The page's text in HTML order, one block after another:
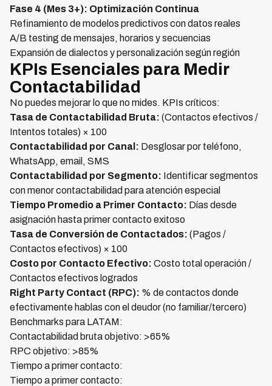
Fase 4 (Mes 3+): Optimización Continua
Refinamiento de modelos predictivos con datos reales
A/B testing de mensajes, horarios y secuencias
Expansión de dialectos y personalización según región
KPIs Esenciales para Medir
Contactabilidad
No puedes mejorar lo que no mides. KPIs críticos:
Tasa de Contactabilidad Bruta: (Contactos efectivos /
Intentos totales) × 100
Contactabilidad por Canal: Desglosar por teléfono,
WhatsApp, email, SMS
Contactabilidad por Segmento: Identificar segmentos
con menor contactabilidad para atención especial
Tiempo Promedio a Primer Contacto: Días desde
asignación hasta primer contacto exitoso
Tasa de Conversión de Contactados: (Pagos /
Contactos efectivos) × 100
Costo por Contacto Efectivo: Costo total operación /
Contactos efectivos logrados
Right Party Contact (RPC): % de contactos donde
efectivamente hablas con el deudor (no familiar/tercero)
Benchmarks para LATAM:
Contactabilidad bruta objetivo: >65%
RPC objetivo: >85%
Tiempo a primer contacto:
Tiempo a primer contacto: